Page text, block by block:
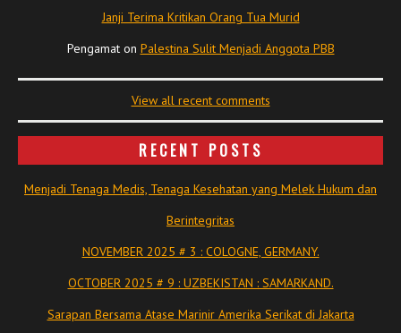
Janji Terima Kritikan Orang Tua Murid
Pengamaton Palestina Sulit Menjadi Anggota PBB
View all recent comments
RECENT POSTS
Menjadi Tenaga Medis, Tenaga Kesehatan yang Melek Hukum dan
Berintegritas
NOVEMBER 2025 # 3 : COLOGNE, GERMANY.
OCTOBER 2025 # 9 : UZBEKISTAN : SAMARKAND.
Sarapan Bersama Atase Marinir Amerika Serikat di Jakarta